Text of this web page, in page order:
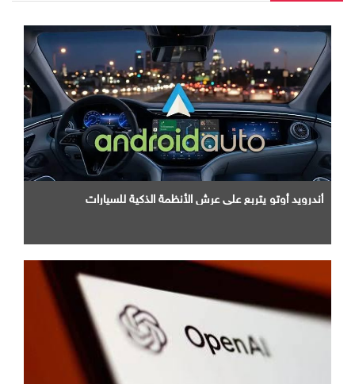
أندرويد أوتو يتربع علي عرش الأنظمة الذكية للسيارات